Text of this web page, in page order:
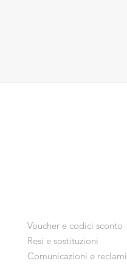
Voucher e codici sconto
Resi e sostituzioni
Comunicazioni e reclami